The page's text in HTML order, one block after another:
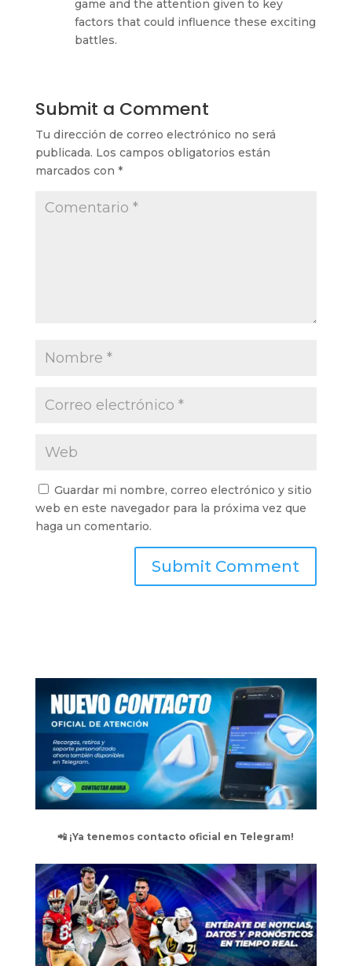
game and the attention given to key
factors that could influence these exciting
battles.
Submit a Comment
Tu dirección de correo electrónico no será
publicada. Los campos obligatorios están
marcados con *
Guardar mi nombre, correo electrónico y sitio
web en este navegador para la próxima vez que
haga un comentario.
📲 ¡Ya tenemos contacto oficial en Telegram!